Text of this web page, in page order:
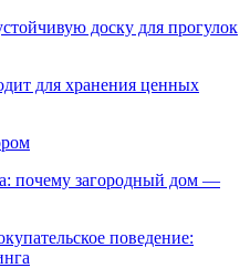
доску для прогулок
для хранения ценных
почему загородный дом —
поведение: